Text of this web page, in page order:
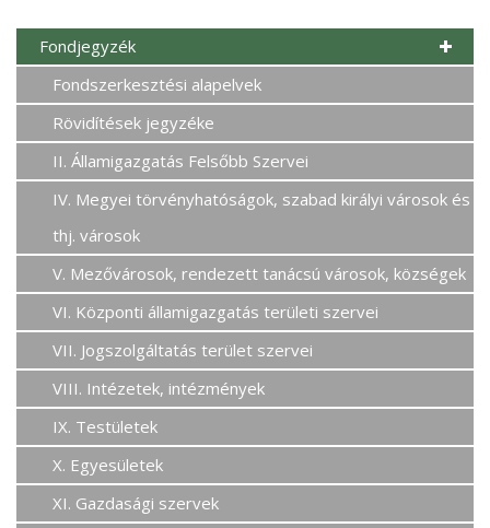
Fondjegyzék
Fondszerkesztési alapelvek
Rövidítések jegyzéke
II. Államigazgatás Felsőbb Szervei
IV. Megyei törvényhatóságok, szabad királyi városok és
thj. városok
V. Mezővárosok, rendezett tanácsú városok, községek
VI. Központi államigazgatás területi szervei
VII. Jogszolgáltatás terület szervei
VIII. Intézetek, intézmények
IX. Testületek
X. Egyesületek
XI. Gazdasági szervek